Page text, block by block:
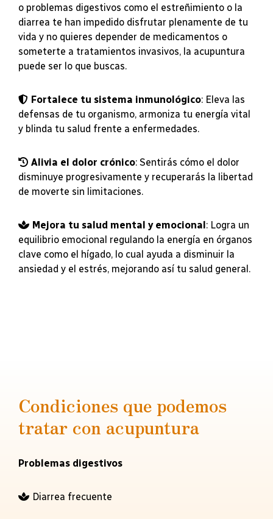
o problemas digestivos como el estreñimiento o la
diarrea te han impedido disfrutar plenamente de tu
vida y no quieres depender de medicamentos o
someterte a tratamientos invasivos, la acupuntura
puede ser lo que buscas.
Fortalece tu sistema inmunológico: Eleva las
defensas de tu organismo, armoniza tu energía vital
y blinda tu salud frente a enfermedades.
Alivia el dolor crónico: Sentirás cómo el dolor
disminuye progresivamente y recuperarás la libertad
de moverte sin limitaciones.
Mejora tu salud mental y emocional : Logra un
equilibrio emocional regulando la energía en órganos
clave como el hígado, lo cual ayuda a disminuir la
ansiedad y el estrés, mejorando así tu salud general.
Condiciones que podemos
tratar con acupuntura
Problemas digestivos
Diarrea frecuente